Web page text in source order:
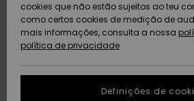
Artigos
recém-
chegados
Coleções
Artigos
recém-
chegados
Highlights
Community
AJUDA
Protecção de
dados
Guia de
tamanhos
SUSTAINABILITY
cookies que não estão sujeitos ao teu
como certos cookies de medição de
mais informações, consulta a nossa
política de privacidade
Definições de